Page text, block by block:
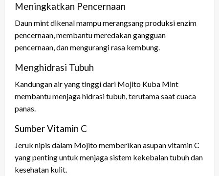
Meningkatkan Pencernaan
Daun mint dikenal mampu merangsang produksi enzim
pencernaan, membantu meredakan gangguan
pencernaan, dan mengurangi rasa kembung.
Menghidrasi Tubuh
Kandungan air yang tinggi dari Mojito Kuba Mint
membantu menjaga hidrasi tubuh, terutama saat cuaca
panas.
Sumber Vitamin C
Jeruk nipis dalam Mojito memberikan asupan vitamin C
yang penting untuk menjaga sistem kekebalan tubuh dan
kesehatan kulit.